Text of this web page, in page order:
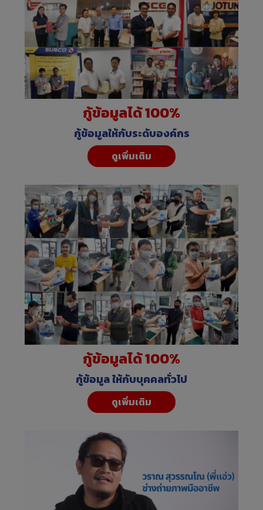
กู้ข้อมูลได้ 100%
กู้ข้อมูลให้กับระดับองค์กร
ดูเพิ่มเติม
กู้ข้อมูลได้ 100%
กู้ข้อมูล ให้กับบุคคลทั่วไป
ดูเพิ่มเติม